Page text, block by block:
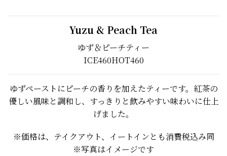
Yuzu & Peach Tea
ゆず＆ピーチティー
ICE460HOT460
ゆずペーストにピーチの香りを加えたティーです。紅茶の
優しい風味と調和し、すっきりと飲みやすい味わいに仕上
げました。
※価格は、テイクアウト、イートインとも消費税込み同
※写真はイメージです